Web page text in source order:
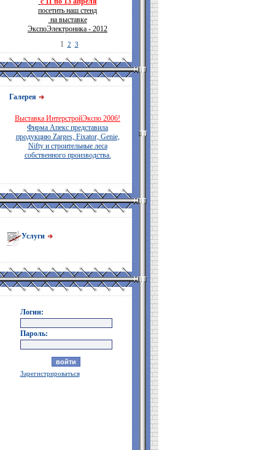
посетить наш стенд
на выставке
ЭкспоЭлектроника - 2012
1 2 3
Галерея
Выставка ИнтерстройЭкспо 2006!
Фирма Апекс представила
продукцию Zarges, Fixator, Genie,
Nifty и строительные леса
собственного производства.
Услуги
Логин:
Пароль:
Зарегистрироваться